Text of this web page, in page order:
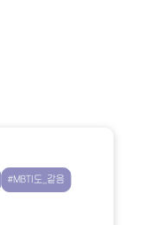
#MBTI도_같음